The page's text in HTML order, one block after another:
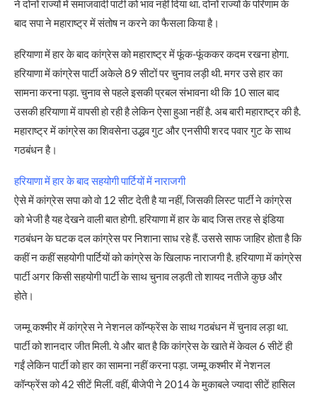
ने दोनों राज्यों में समाजवादी पार्टी को भाव नहीं दिया था. दोनों राज्यों के परिणाम के
बाद सपा ने महाराष्ट्र में संतोष न करने का फैसला किया है।
हरियाणा में हार के बाद कांग्रेस को महाराष्ट्र में फूंक-फूंककर कदम रखना होगा.
हरियाणा में कांग्रेस पार्टी अकेले 89 सीटों पर चुनाव लड़ी थी. मगर उसे हार का
सामना करना पड़ा. चुनाव से पहले इसकी प्रबल संभावना थी कि 10 साल बाद
उसकी हरियाणा में वापसी हो रही है लेकिन ऐसा हुआ नहीं है. अब बारी महाराष्ट्र की है.
महाराष्ट्र में कांग्रेस का शिवसेना उद्धव गुट और एनसीपी शरद पवार गुट के साथ
गठबंधन है।
हरियाणा में हार के बाद सहयोगी पार्टियों में नाराजगी
ऐसे में कांग्रेस सपा को वो 12 सीट देती है या नहीं, जिसकी लिस्ट पार्टी ने कांग्रेस
को भेजी है यह देखने वाली बात होगी. हरियाणा में हार के बाद जिस तरह से इंडिया
गठबंधन के घटक दल कांग्रेस पर निशाना साध रहे हैं. उससे साफ जाहिर होता है कि
कहीं न कहीं सहयोगी पार्टियों को कांग्रेस के खिलाफ नाराजगी है. हरियाणा में कांग्रेस
पार्टी अगर किसी सहयोगी पार्टी के साथ चुनाव लड़ती तो शायद नतीजे कुछ और
होते।
जम्मू कश्मीर में कांग्रेस ने नेशनल कॉन्फ्रेंस के साथ गठबंधन में चुनाव लड़ा था.
पार्टी को शानदार जीत मिली. ये और बात है कि कांग्रेस के खाते में केवल 6 सीटें ही
गईं लेकिन पार्टी को हार का सामना नहीं करना पड़ा. जम्मू कश्मीर में नेशनल
कॉन्फ्रेंस को 42 सीटें मिलीं. वहीं, बीजेपी ने 2014 के मुकाबले ज्यादा सीटें हासिल